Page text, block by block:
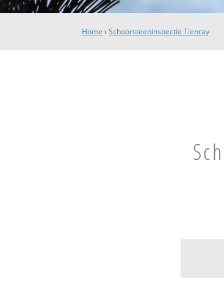
Home ›Schoorsteeninspectie Tienray